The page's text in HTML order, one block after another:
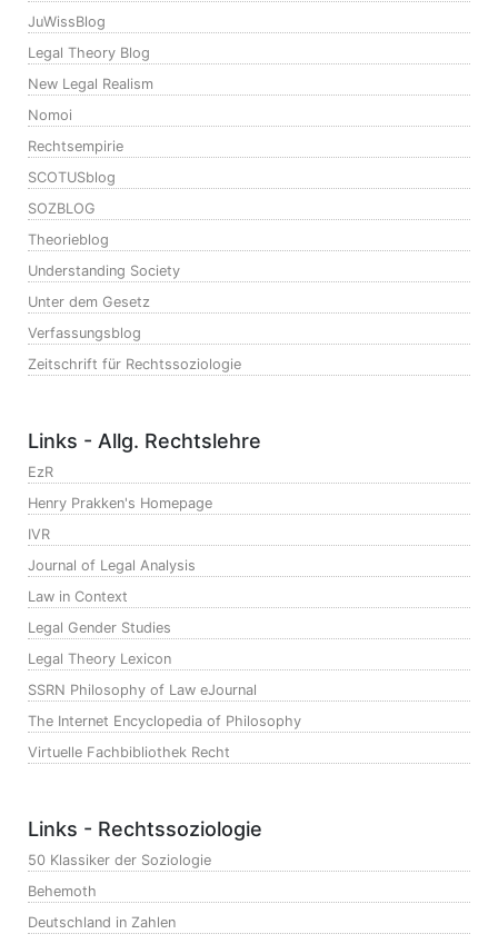
JuWissBlog
Legal Theory Blog
New Legal Realism
Nomoi
Rechtsempirie
SCOTUSblog
SOZBLOG
Theorieblog
Understanding Society
Unter dem Gesetz
Verfassungsblog
Zeitschrift für Rechtssoziologie
Links - Allg. Rechtslehre
EzR
Henry Prakken's Homepage
IVR
Journal of Legal Analysis
Law in Context
Legal Gender Studies
Legal Theory Lexicon
SSRN Philosophy of Law eJournal
The Internet Encyclopedia of Philosophy
Virtuelle Fachbibliothek Recht
Links - Rechtssoziologie
50 Klassiker der Soziologie
Behemoth
Deutschland in Zahlen